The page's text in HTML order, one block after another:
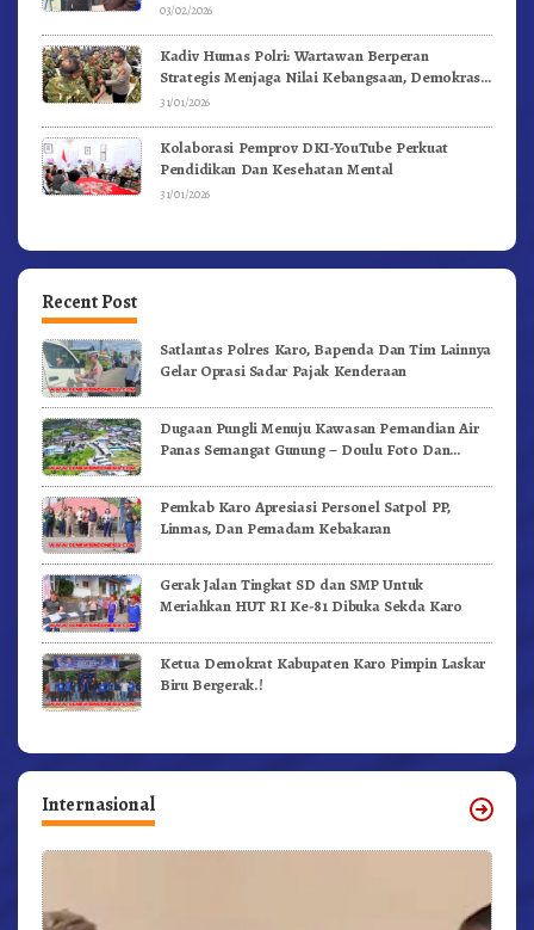
03/02/2026
Kadiv Humas Polri: Wartawan Berperan
Strategis Menjaga Nilai Kebangsaan, Demokrasi,
dan NKRI
31/01/2026
Kolaborasi Pemprov DKI-YouTube Perkuat
Pendidikan Dan Kesehatan Mental
31/01/2026
Recent Post
Satlantas Polres Karo, Bapenda Dan Tim Lainnya
Gelar Oprasi Sadar Pajak Kenderaan
Dugaan Pungli Menuju Kawasan Pemandian Air
Panas Semangat Gunung – Doulu Foto Dan
Pemkab Karo Apresiasi Personel Satpol PP,
Linmas, Dan Pemadam Kebakaran
Gerak Jalan Tingkat SD dan SMP Untuk
Meriahkan HUT RI Ke-81 Dibuka Sekda Karo
Ketua Demokrat Kabupaten Karo Pimpin Laskar
Biru Bergerak.!
Internasional